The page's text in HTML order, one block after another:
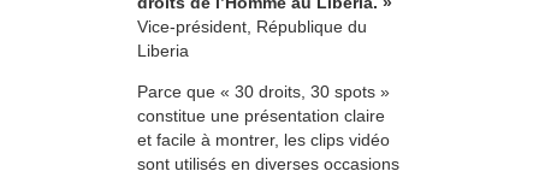
Vice-président, République du
Liberia
Parce que « 30 droits, 30 spots »
constitue une présentation claire
et facile à montrer, les clips vidéo
sont utilisés en diverses occasions